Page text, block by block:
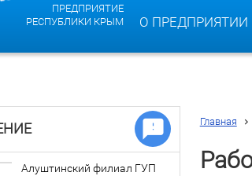
ПРЕДПРИЯТИЕ
РЕСПУБЛИКИ КРЫМ
О ПРЕДПРИЯТИИ
Главная
Алуштинский филиал ГУП